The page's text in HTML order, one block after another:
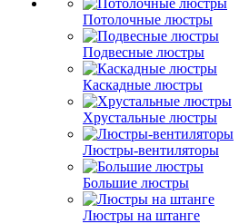
Потолочные люстры
Подвесные люстры
Каскадные люстры
Хрустальные люстры
Люстры-вентиляторы
Большие люстры
Люстры на штанге